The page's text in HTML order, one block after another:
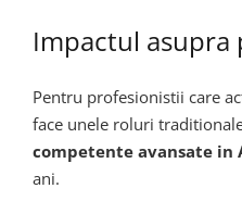
Impactul
Pentru profesionistii care
face unele roluri
competente avansate
ani.